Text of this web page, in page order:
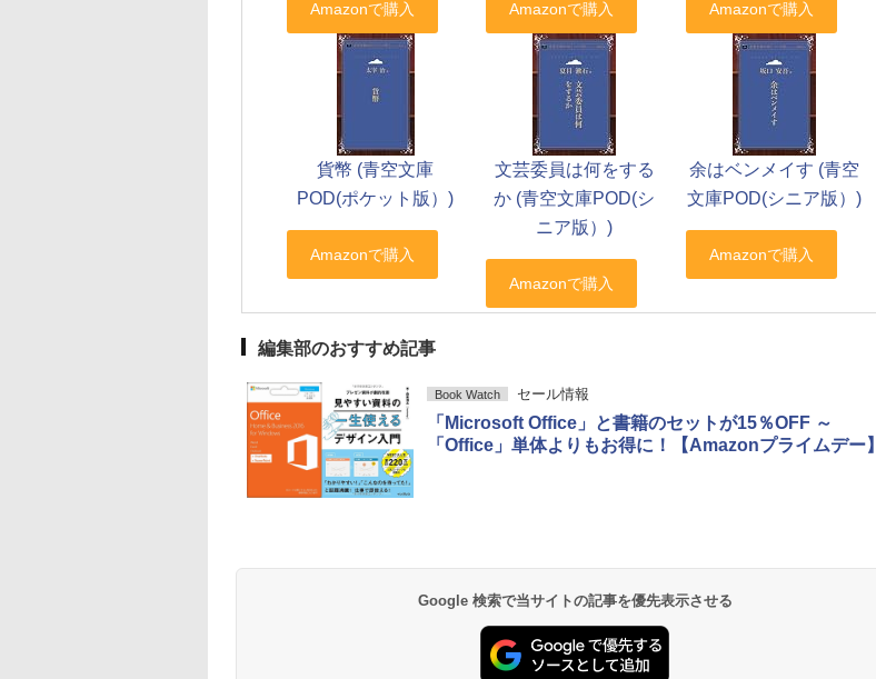
貨幣 (青空文庫
POD(ポケット版）)
文芸委員は何をする
か (青空文庫POD(シ
ニア版）)
余はベンメイす (青空
文庫POD(シニア版）)
編集部のおすすめ記事
Book Watch セール情報
「Microsoft Office」と書籍のセットが15％OFF ～
「Office」単体よりもお得に！【Amazonプライムデー】
Google 検索で当サイトの記事を優先表示させる